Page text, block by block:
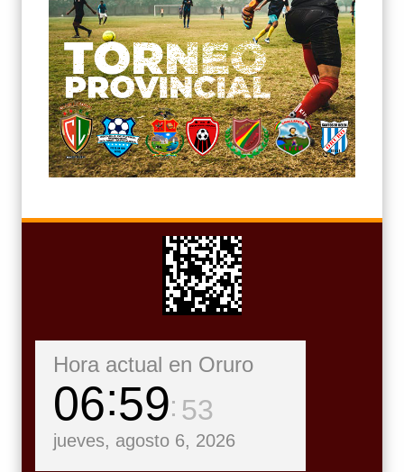
Hora actual en Oruro
06 59 54
jueves, agosto 6, 2026